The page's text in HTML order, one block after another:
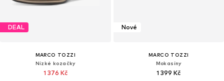
DEAL
MARCO TOZZI
Nízké kozačky
1 376 Kč
Nové
MARCO TOZZI
Mokasíny
1 399 Kč